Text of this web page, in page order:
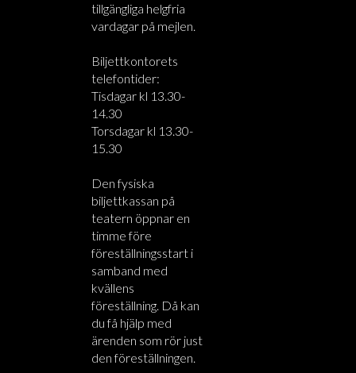
tillgängliga helgfria
vardagar på mejlen.
Biljettkontorets
telefontider:
Tisdagar kl 13.30-
14.30
Torsdagar kl 13.30-
15.30
Den fysiska
biljettkassan på
teatern öppnar en
timme före
föreställningsstart i
samband med
kvällens
föreställning. Då kan
du få hjälp med
ärenden som rör just
den föreställningen.